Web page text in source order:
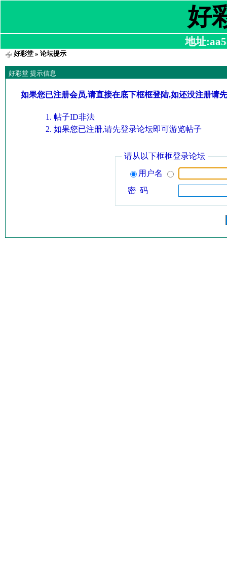
好
地址
好彩堂» 论坛提示
好彩堂 提示信息
如果您已注册会员,请直接在底下框框登陆,如还没注册请
帖子ID非法
如果您已注册,请先登录论坛即可游览帖子
请从以下框框登录论坛
用户名
密 码